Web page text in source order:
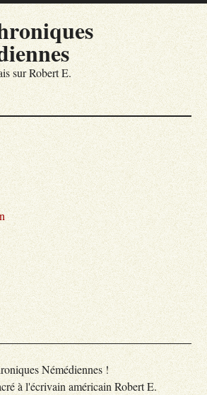
sur Robert E.
Némédiennes !
à l'écrivain américain Robert E.